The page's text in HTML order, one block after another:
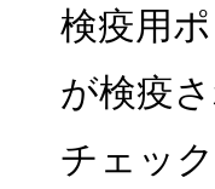
検疫用
が検疫
チェッ